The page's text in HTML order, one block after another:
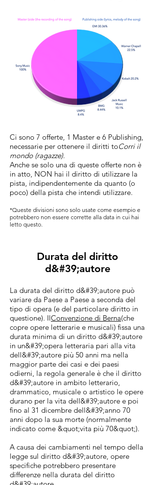
Ci sono 7 offerte, 1 Master e 6 Publishing,
necessarie per ottenere il diritti toCorri il
mondo (ragazze).
Anche se solo una di queste offerte non è
in atto, NON hai il diritto di utilizzare la
pista, indipendentemente da quanto (o
poco) della pista che intendi utilizzare.
*Queste divisioni sono solo usate come esempio e
potrebbero non essere corrette alla data in cui hai
letto questo.
Durata del diritto
d&#39;autore
La durata del diritto d&#39;autore può
variare da Paese a Paese a seconda del
tipo di opera (e del particolare diritto in
questione). IlConvenzione di Berna(che
copre opere letterarie e musicali) fissa una
durata minima di un diritto d&#39;autore
in un&#39;opera letteraria pari alla vita
dell&#39;autore più 50 anni ma nella
maggior parte dei casi e dei paesi
odierni, la regola generale è che il diritto
d&#39;autore in ambito letterario,
drammatico, musicale o artistico le opere
durano per la vita dell&#39;autore e poi
fino al 31 dicembre dell&#39;anno 70
anni dopo la sua morte (normalmente
indicato come &quot;vita più 70&quot;).
A causa dei cambiamenti nel tempo della
legge sul diritto d&#39;autore, opere
specifiche potrebbero presentare
differenze nella durata del diritto